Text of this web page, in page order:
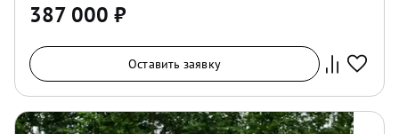
387 000 ₽
Оставить заявку